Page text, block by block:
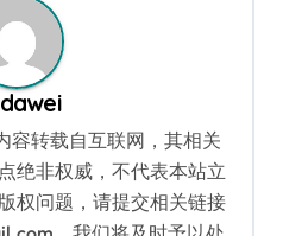
dawei
容转载自互联网，其相关
绝非权威，不代表本站立
权问题，请提交相关链接